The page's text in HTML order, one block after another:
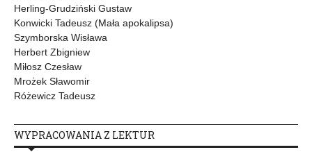
Herling-Grudziński Gustaw
Konwicki Tadeusz (Mała apokalipsa)
Szymborska Wisława
Herbert Zbigniew
Miłosz Czesław
Mrożek Sławomir
Różewicz Tadeusz
WYPRACOWANIA Z LEKTUR